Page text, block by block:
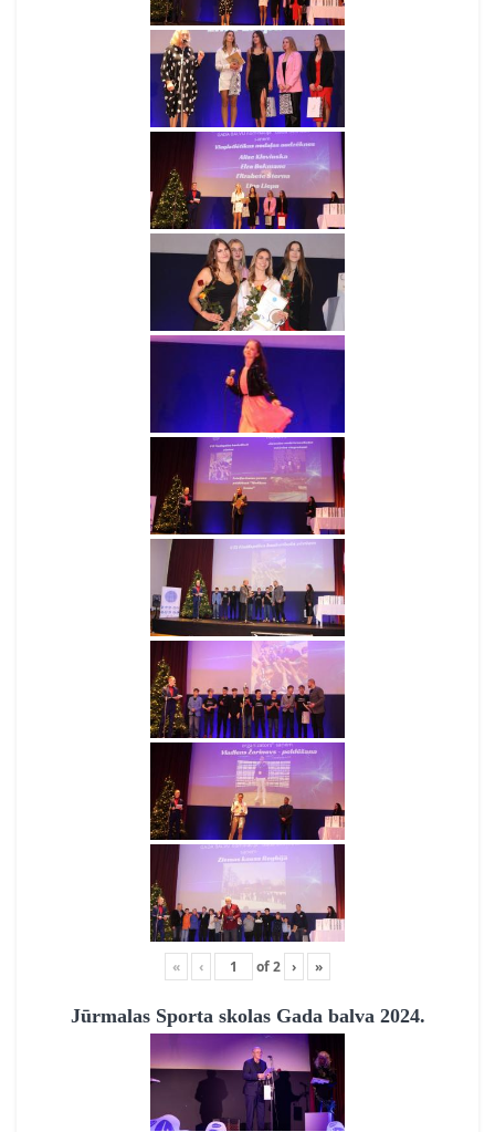
« ‹ of2 › »
Jūrmalas Sporta skolas Gada balva 2024.